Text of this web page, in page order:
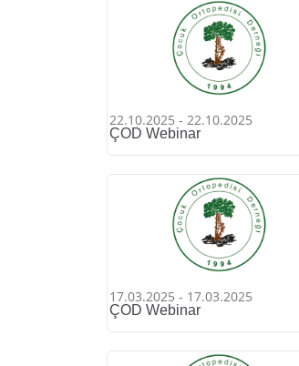
22.10.2025 - 22.10.2025
ÇOD Webinar
17.03.2025 - 17.03.2025
ÇOD Webinar